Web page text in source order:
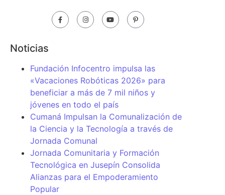
Noticias
Fundación Infocentro impulsa las
«Vacaciones Robóticas 2026» para
beneficiar a más de 7 mil niños y
jóvenes en todo el país
Cumaná Impulsan la Comunalización de
la Ciencia y la Tecnología a través de
Jornada Comunal
Jornada Comunitaria y Formación
Tecnológica en Jusepín Consolida
Alianzas para el Empoderamiento
Popular